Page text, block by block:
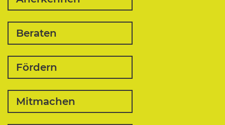
Beraten
Fördern
Mitmachen